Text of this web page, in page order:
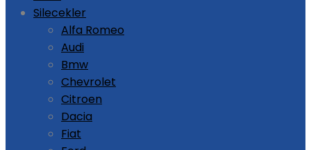
Silecekler
Alfa Romeo
Audi
Bmw
Chevrolet
Citroen
Dacia
Fiat